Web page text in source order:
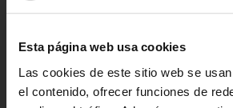
Esta página web usa cookies
Las cookies de este sitio web se
el contenido, ofrecer funciones de
Frente a las limitaciones del mercado
electrónicos, especialmente para
como nosotros, nos propusimos definir
electrónico que creíamos que